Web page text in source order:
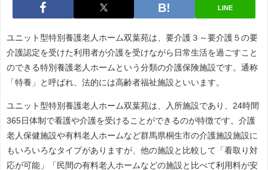
LINE
ユニット型特別養護老人ホーム双葉苑は、要介護３～要介護５の要
介護認定を受けた利用者が介護を受けながら日常生活を過ごすこと
のできる特別養護老人ホームという分類の介護保険施設です。通称
「特養」と呼ばれ、法的には高齢者福祉施設といいます。
ユニット型特別養護老人ホーム双葉苑は、入所施設であり、24時間
365日体制で看護や介護を受けることができるのが特徴です。介護
老人保健施設や有料老人ホームなど群馬県桐生市の介護施設施設に
もいろいろなタイプがありますが、他の施設と比較して「看取り対
応が可能」「民間の有料老人ホームなどの施設と比べて利用料が安